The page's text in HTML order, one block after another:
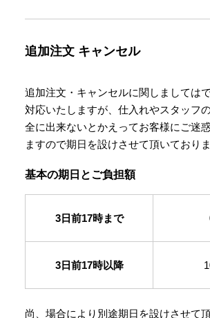
追加注文 キャンセル
追加注文・キャンセルに関しましては
対応いたしますが、仕入れやスタッフ
全に出来ないとかえってお客様にご迷
ますので期日を設けさせて頂いておりま
基本の期日とご負担額
3日前17時まで
3日前17時以降
尚、場合により別途期日を設けさせて